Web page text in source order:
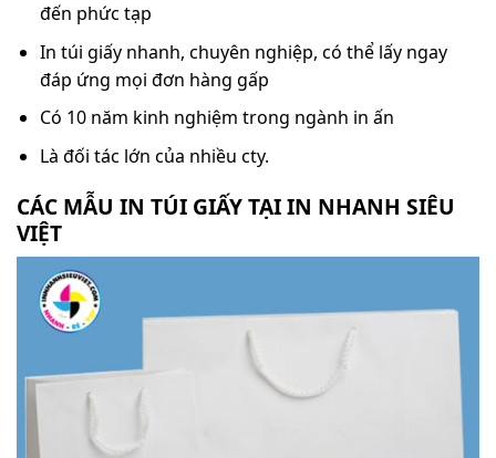
đến phức tạp
In túi giấy nhanh, chuyên nghiệp, có thể lấy ngay
đáp ứng mọi đơn hàng gấp
Có 10 năm kinh nghiệm trong ngành in ấn
Là đối tác lớn của nhiều cty.
CÁC MẪU IN TÚI GIẤY TẠI IN NHANH SIÊU
VIỆT